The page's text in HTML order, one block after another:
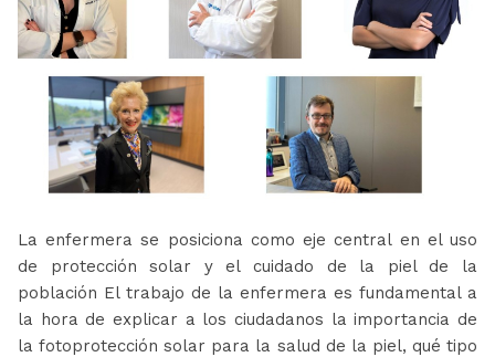
La enfermera se posiciona como eje central en el uso
de protección solar y el cuidado de la piel de la
población El trabajo de la enfermera es fundamental a
la hora de explicar a los ciudadanos la importancia de
la fotoprotección solar para la salud de la piel, qué tipo